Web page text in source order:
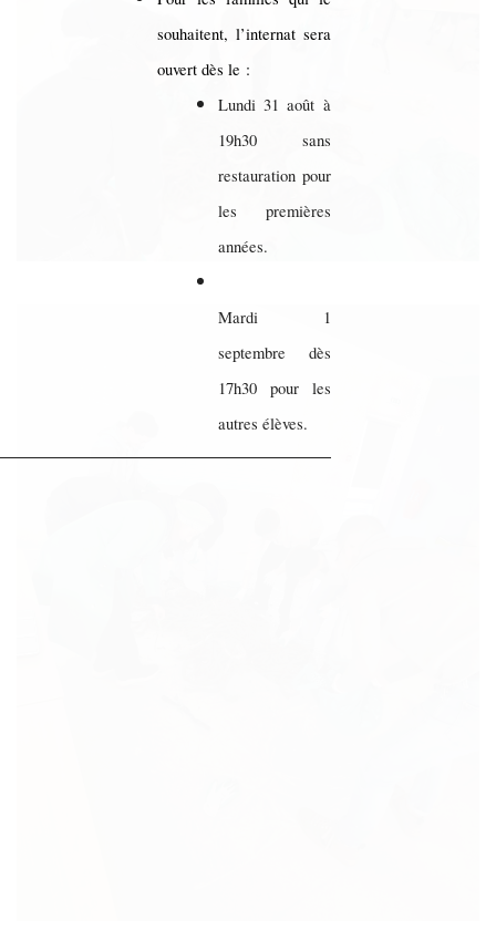
souhaitent, l’internat sera
ouvert dès le :
Lundi 31 août à
19h30 sans
restauration pour
les premières
années.
Mardi 1
septembre dès
17h30 pour les
autres élèves.